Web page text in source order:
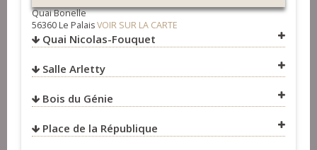
Quai Bonelle
56360 Le PalaisVOIR SUR LA CARTE
Quai Nicolas-Fouquet
VOIR SUR LA CARTE
Salle Arletty
Bois du Génie
VOIR SUR LA CARTE
Place de la République